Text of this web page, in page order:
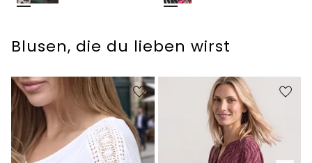
Blusen, die du lieben wirst